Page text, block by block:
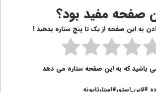
صفحه مفید بود؟
به این صفحه از یک تا پنج ستاره بدهید !
باشید که به این صفحه ستاره می دهد
#لاین_استور#استارتاپونه